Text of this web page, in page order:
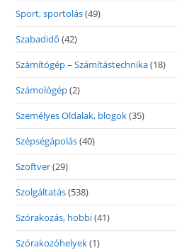
Sport, sportolás(49)
Szabadidő (42)
Számítógép – Számítástechnika(18)
Számológép(2)
Személyes Oldalak, blogok(35)
Szépségápolás(40)
Szoftver(29)
Szolgáltatás(538)
Szórakozás, hobbi(41)
Szórakozóhelyek(1)